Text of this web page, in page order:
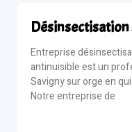
Entreprise
antinuisible est un
Savigny sur orge en
Notre entreprise de